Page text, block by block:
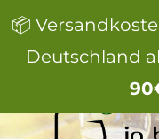
📦
Deutschland
Inhalt
springen